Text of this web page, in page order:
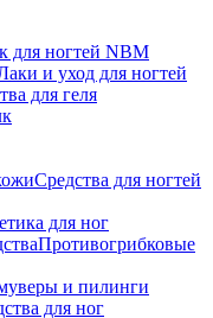
для ногтей NBM
и уход для ногтей
для геля
Средства для ногтей
для ног
Противогрибковые
и пилинги